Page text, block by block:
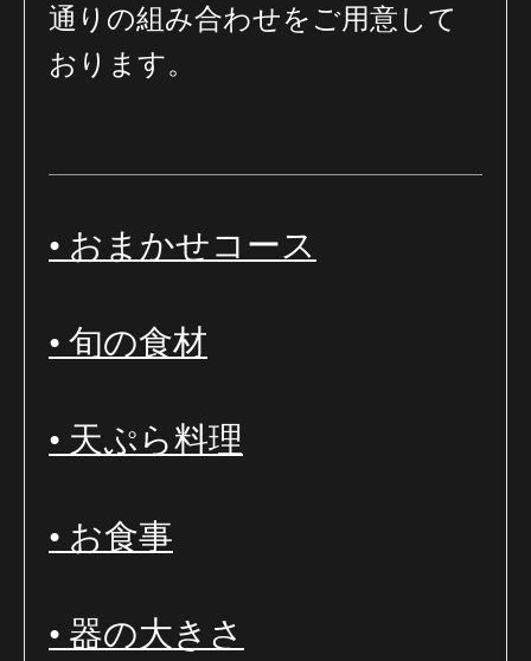
通りの組み合わせをご用意して
おります。
• おまかせコース
• 旬の食材
• 天ぷら料理
• お食事
• 器の大きさ